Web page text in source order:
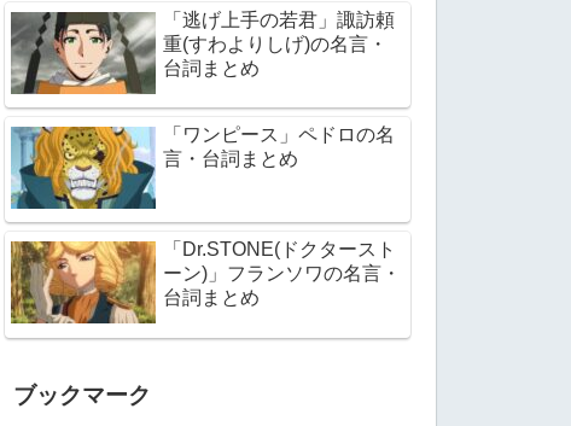
「逃げ上手の若君」諏訪頼
重(すわよりしげ)の名言・
台詞まとめ
「ワンピース」ペドロの名
言・台詞まとめ
「Dr.STONE(ドクタースト
ーン)」フランソワの名言・
台詞まとめ
ブックマーク